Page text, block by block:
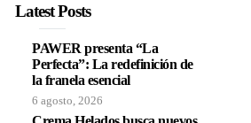
Latest Posts
PAWER presenta “La
Perfecta”: La redefinición de
la franela esencial
6 agosto, 2026